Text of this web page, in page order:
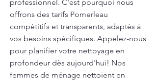
professionnel. C'est pourquoi nous
offrons des tarifs Pomerleau
compétitifs et transparents, adaptés à
vos besoins spécifiques. Appelez-nous
pour planifier votre nettoyage en
profondeur dès aujourd'hui! Nos
femmes de ménage nettoient en